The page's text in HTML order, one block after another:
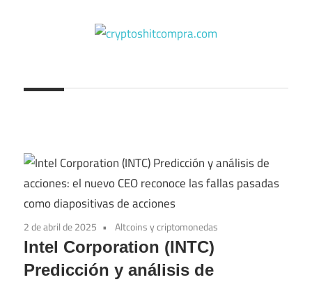
2 de abril de 2025 Altcoins y criptomonedas
Intel Corporation (INTC)
Predicción y análisis de